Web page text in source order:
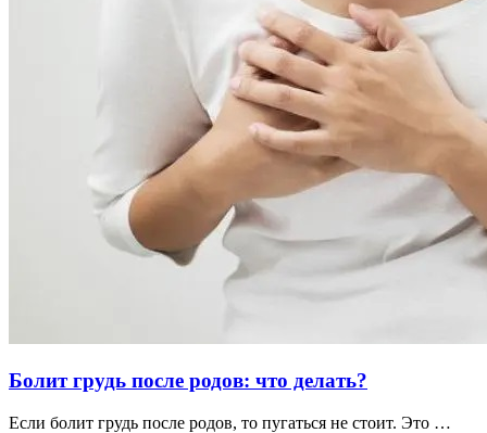
Болит грудь после родов: что делать?
Если болит грудь после родов, то пугаться не стоит. Это …